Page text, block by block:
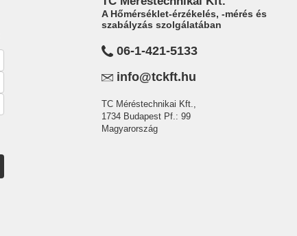
A Hőmérséklet-érzékelés, -mérés és
szabályzás szolgálatában
06-1-421-5133
info@tckft.hu
TC Méréstechnikai Kft.,
1734 Budapest Pf.: 99
Magyarország